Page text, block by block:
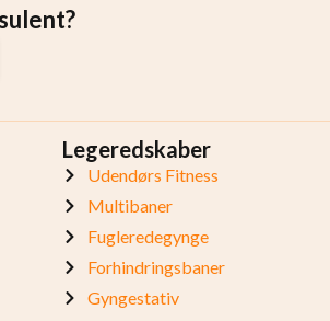
Legeredskaber
Udendørs Fitness
Multibaner
Fugleredegynge
Forhindringsbaner
Gyngestativ